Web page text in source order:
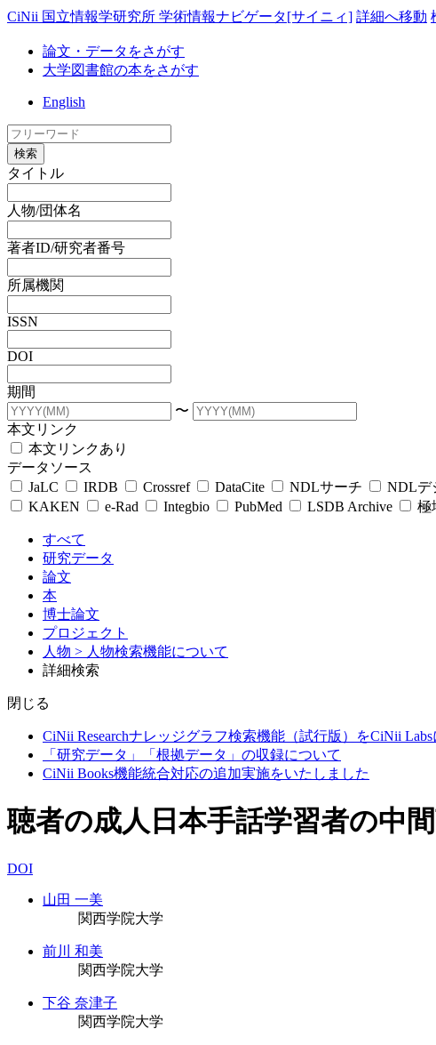
CiNii 国立情報学研究所 学術情報ナビゲータ[サイニィ] 詳細へ移動
論文・データをさがす
大学図書館の本をさがす
English
検索
タイトル
人物/団体名
著者ID/研究者番号
所属機関
ISSN
DOI
期間
〜
本文リンク
本文リンクあり
データソース
JaLC
IRDB Crossref DataCite NDLサーチ NDLデ
KAKEN
e-Rad Integbio PubMed LSDB Archive 極
すべて
研究データ
論文
本
博士論文
プロジェクト
人物 > 人物検索機能について
詳細検索
閉じる
CiNii Researchナレッジグラフ検索機能（試行版）をCiNii
「研究データ」「根拠データ」の収録について
CiNii Books機能統合対応の追加実施をいたしました
聴者の成人日本手話学習者の中
DOI
山田 一美
関西学院大学
前川 和美
関西学院大学
下谷 奈津子
関西学院大学